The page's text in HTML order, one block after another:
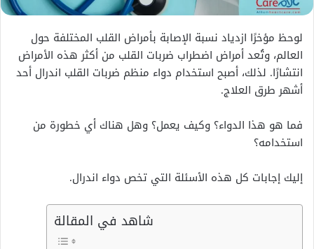
لوحظ مؤخرًا ازدياد نسبة الإصابة بأمراض القلب المختلفة حول
العالم، وتُعد أمراض اضطراب ضربات القلب من أكثر هذه الأمراض
انتشارًا. لذلك، أصبح استخدام دواء منظم ضربات القلب اندرال أحد
أشهر طرق العلاج.
فما هو هذا الدواء؟ وكيف يعمل؟ وهل هناك أي خطورة من
استخدامه؟
إليك إجابات كل هذه الأسئلة التي تخص دواء اندرال.
شاهد في المقالة